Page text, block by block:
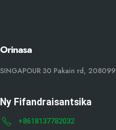
Orinasa
SINGAPOUR 30 Pakain rd, 208099
Ny Fifandraisantsika
+8618137782032